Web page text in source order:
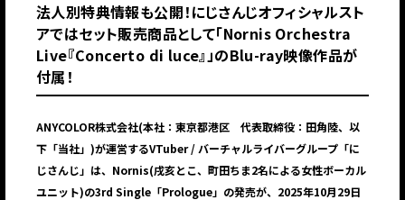
法人別特典情報も公開！にじさんじオフィシャルスト
アではセット販売商品として「Nornis Orchestra
Live『Concerto di luce』」のBlu-ray映像作品が
付属！
ANYCOLOR株式会社(本社：東京都港区 代表取締役：田角陸、以
下「当社」)が運営するVTuber / バーチャルライバーグループ「に
じさんじ」は、Nornis(戌亥とこ、町田ちま2名による女性ボーカル
ユニット)の3rd Single「Prologue」の発売が、2025年10月29日